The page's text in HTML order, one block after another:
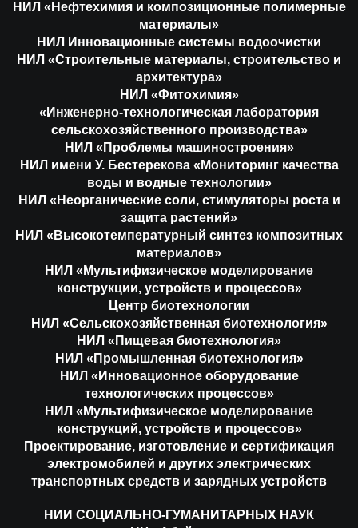
НИЛ «Нефтехимия и композиционные полимерные
материалы»
НИЛ Инновационные системы водоочистки
НИЛ «Строительные материалы, строительство и
архитектура»
НИЛ «Фитохимия»
«Инженерно-технологическая лаборатория
сельскохозяйственного производства»
НИЛ «Проблемы машиностроения»
НИЛ имени У. Бестерекова «Мониторинг качества
воды и водные технологии»
НИЛ «Неорганические соли, стимуляторы роста и
защита растений»
НИЛ «Высокотемпературный синтез композитных
материалов»
НИЛ «Мультифизическое моделирование
конструкции, устройств и процессов»
Центр биотехнологии
НИЛ «Сельскохозяйственная биотехнология»
НИЛ «Пищевая биотехнология»
НИЛ «Промышленная биотехнология»
НИЛ «Инновационное оборудование
технологических процессов»
НИЛ «Мультифизическое моделирование
конструкций, устройств и процессов»
Проектирование, изготовление и сертификация
электромобилей и других электрических
транспортных средств и зарядных устройств
НИИ СОЦИАЛЬНО-ГУМАНИТАРНЫХ НАУК